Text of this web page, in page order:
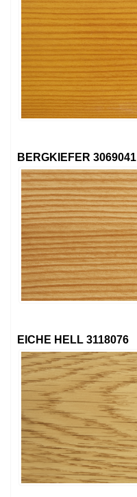
BERGKIEFER 3069041
EICHE HELL 3118076